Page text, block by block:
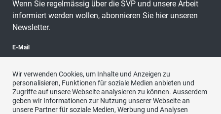
Wenn Sie regelmässig über die SVP und unsere Arbeit
informiert werden wollen, abonnieren Sie hier unseren
Newsletter.
E-Mail
abonnieren
Wir verwenden Cookies, um Inhalte und Anzeigen zu
personalisieren, Funktionen für soziale Medien anbieten und
Zugriffe auf unsere Webseite analysieren zu können. Ausserdem
geben wir Informationen zur Nutzung unserer Webseite an
unsere Partner für soziale Medien, Werbung und Analysen